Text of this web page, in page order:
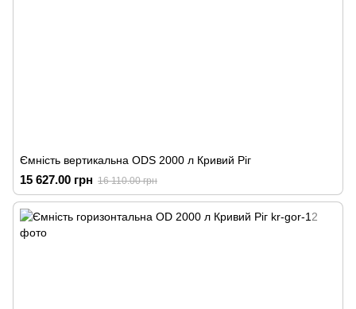
Ємність вертикальна ODS 2000 л Кривий Ріг
15 627.00 грн 16 110.00 грн